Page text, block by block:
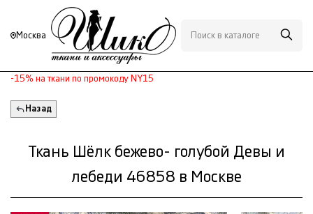
Москва
-15% на ткани по промокоду NY15
Назад
Ткань Шёлк бежево- голубой Девы и
лебеди 46858 в Москве